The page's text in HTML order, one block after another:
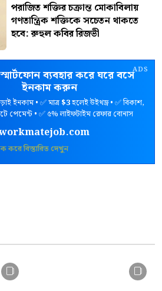
পরাজিত শক্তির চক্রান্ত মোকাবিলায়
গণতান্ত্রিক শক্তিকে সচেতন থাকতে
হবে: রুহুল কবির রিজভী
ADS
ব্যবহার করে ঘরে বসে
ইনকাম করুন
ইনকাম • ✅ মাত্র$3হলেই উইথড্র • ✅ বিকাশ,
পেমেন্ট • ✅ ৫% লাইফটাইম রেফার বোনাস
করে বিস্তারিত দেখুন